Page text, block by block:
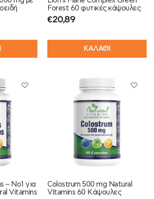
Forest 60 φυτικές κάψουλες
€20,89
ΚΑΛΑΘΙ
– No1 για
Vitamins
Colostrum 500 mg Natural
Vitamins 60 Κάψουλες